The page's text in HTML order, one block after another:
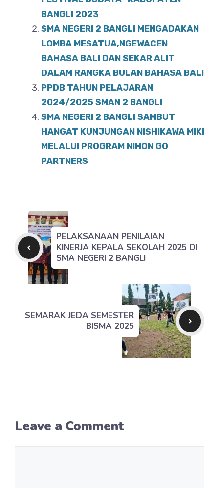
k
p
BANGLI 2023
SMA NEGERI 2 BANGLI MENGADAKAN
LOMBA MESATUA,NGEWACEN
BAHASA BALI DAN SEKAR ALIT
DALAM RANGKA BULAN BAHASA BALI
PPDB TAHUN PELAJARAN
2024/2025 SMAN 2 BANGLI
SMA NEGERI 2 BANGLI SAMBUT
HANGAT KUNJUNGAN NISHIKAWA MIKI
MELALUI PROGRAM NIHON GO
PARTNERS
PELAKSANAAN PENILAIAN
KINERJA KEPALA SEKOLAH 2025 DI
SMA NEGERI 2 BANGLI
SEMARAK JEDA SEMESTER
BISMA 2025
Leave a Comment